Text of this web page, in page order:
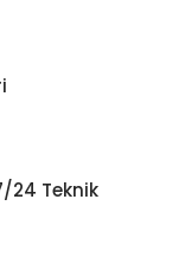
24 Teknik